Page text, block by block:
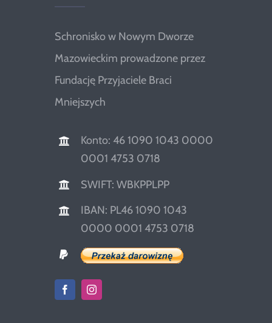
Schronisko w Nowym Dworze
Mazowieckim prowadzone przez
Fundację Przyjaciele Braci
Mniejszych
Konto: 46 1090 1043 0000
0001 4753 0718
SWIFT: WBKPPLPP
IBAN: PL46 1090 1043
0000 0001 4753 0718